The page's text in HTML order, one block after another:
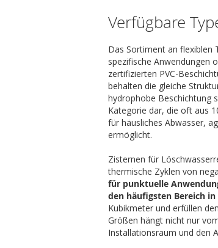
Verfügbare
Das Sortiment an flexiblen
spezifische Anwendungen
zertifizierten PVC-
behalten die gleiche
hydrophobe Beschichtung
Kategorie dar, die oft aus
für häusliches Abwasser,
ermöglicht.
Zisternen für
thermische Zyklen von
für punktuelle
den häufigsten Bereich
Kubikmeter und erfüllen
Größen hängt nicht nur
Installationsraum und den